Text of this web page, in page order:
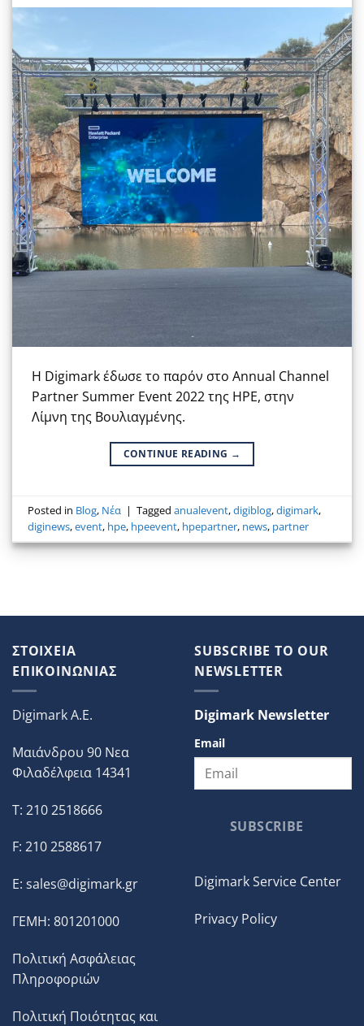
Η Digimark έδωσε το παρόν στο Annual Channel
Partner Summer Event 2022 της HPE, στην
Λίμνη της Βουλιαγμένης.
CONTINUE READING →
Posted in Blog, Νέα | Taggedanualevent,digiblog,digimark,
diginews,event, hpe, hpeevent, hpepartner, news, partner
ΣΤΟΙΧΕΙΑ
ΕΠΙΚΟΙΝΩΝΙΑΣ
Digimark A.E.
Μαιάνδρου 90 Νεα
Φιλαδέλφεια 14341
T: 210 2518666
F: 210 2588617
E: sales@digimark.gr
ΓΕΜΗ: 801201000
Πολιτική Ασφάλειας
Πληροφοριών
Πολιτική Ποιότητας και
SUBSCRIBE TO OUR
NEWSLETTER
Digimark Newsletter
Email
SUBSCRIBE
Digimark Service Center
Privacy Policy